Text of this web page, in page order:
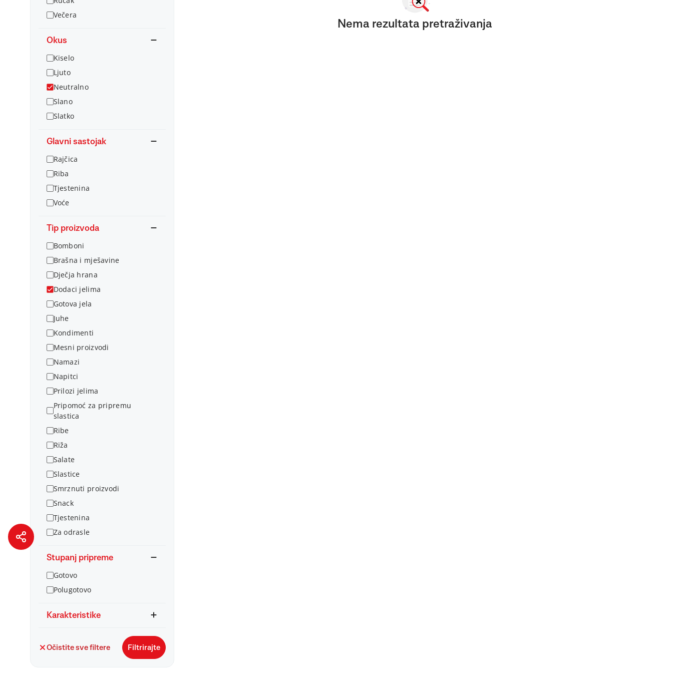
Večera
Okus
Kiselo
Ljuto
Neutralno
Slano
Slatko
Glavni sastojak
Rajčica
Riba
Tjestenina
Voće
Tip proizvoda
Bomboni
Brašna i mješavine
Dječja hrana
Dodaci jelima
Gotova jela
Juhe
Kondimenti
Mesni proizvodi
Namazi
Napitci
Prilozi jelima
Pripomoć za pripremu
slastica
Ribe
Riža
Salate
Slastice
Smrznuti proizvodi
Snack
Tjestenina
Za odrasle
Stupanj pripreme
Gotovo
Polugotovo
Karakteristike
Očistite sve filtere Filtrirajte
Nema rezultata pretraživanja